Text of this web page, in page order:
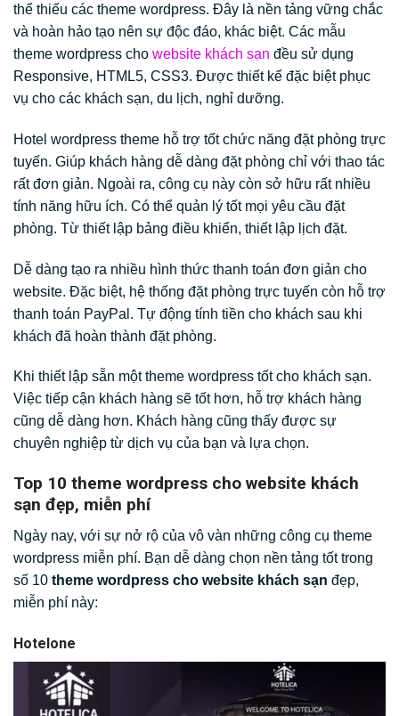
thể thiếu các theme wordpress. Đây là nền tảng vững chắc
và hoàn hảo tạo nên sự độc đáo, khác biệt. Các mẫu
theme wordpress cho website khách sạn đều sử dụng
Responsive, HTML5, CSS3. Được thiết kế đặc biệt phục
vụ cho các khách sạn, du lịch, nghỉ dưỡng.
Hotel wordpress theme hỗ trợ tốt chức năng đặt phòng trực
tuyến. Giúp khách hàng dễ dàng đặt phòng chỉ với thao tác
rất đơn giản. Ngoài ra, công cụ này còn sở hữu rất nhiều
tính năng hữu ích. Có thể quản lý tốt mọi yêu cầu đặt
phòng. Từ thiết lập bảng điều khiển, thiết lập lịch đặt.
Dễ dàng tạo ra nhiều hình thức thanh toán đơn giản cho
website. Đặc biệt, hệ thống đặt phòng trực tuyến còn hỗ trợ
thanh toán PayPal. Tự động tính tiền cho khách sau khi
khách đã hoàn thành đặt phòng.
Khi thiết lập sẵn một theme wordpress tốt cho khách sạn.
Việc tiếp cận khách hàng sẽ tốt hơn, hỗ trợ khách hàng
cũng dễ dàng hơn. Khách hàng cũng thấy được sự
chuyên nghiệp từ dịch vụ của bạn và lựa chọn.
Top 10 theme wordpress cho website khách
sạn đẹp, miễn phí
Ngày nay, với sự nở rộ của vô vàn những công cụ theme
wordpress miễn phí. Bạn dễ dàng chọn nền tảng tốt trong
số 10 theme wordpress cho website khách sạn đẹp,
miễn phí này:
Hotelone